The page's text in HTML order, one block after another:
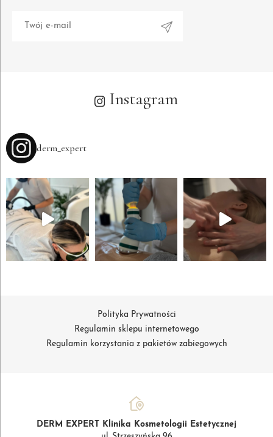
Instagram
derm_expert
Polityka Prywatności
Regulamin sklepu internetowego
Regulamin korzystania z pakietów zabiegowych
DERM EXPERT Klinika Kosmetologii Estetycznej